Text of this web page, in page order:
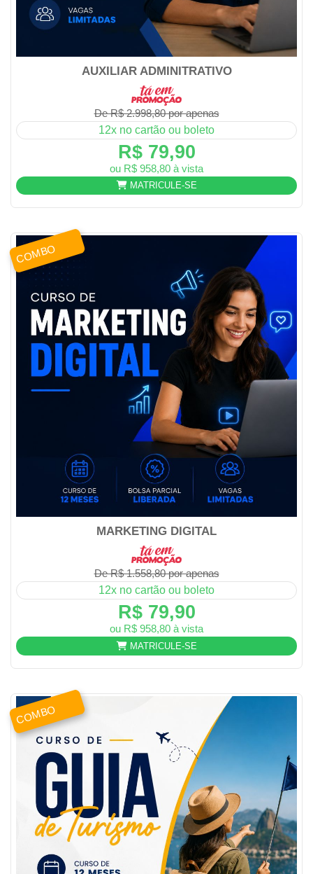
AUXILIAR ADMINITRATIVO
De R$ 2.998,80 por apenas
12x no cartão ou boleto
R$ 79,90
ou R$ 958,80 à vista
MATRICULE-SE
COMBO
MARKETING DIGITAL
De R$ 1.558,80 por apenas
12x no cartão ou boleto
R$ 79,90
ou R$ 958,80 à vista
MATRICULE-SE
COMBO